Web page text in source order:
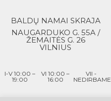
BALDŲ NAMAI SKRAJA
NAUGARDUKO G. 55A /
ŽEMAITĖS G. 26
VILNIUS
I-V 10:00 –
19:00
VI 10:00 –
16:00
VII -
NEDIRBAME